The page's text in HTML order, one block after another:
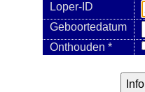
Loper-ID
Geboortedatum
Onthouden *